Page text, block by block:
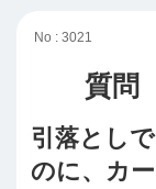
No : 3021
引落とし
のに、カ